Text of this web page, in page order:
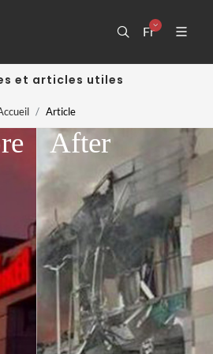
Fr
et articles utiles
Article
After